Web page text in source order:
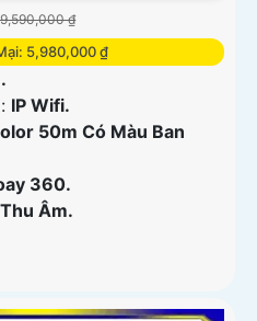
₫
5,980,000 ₫
IP Wifi.
50m Có Màu Ban
360.
Âm.